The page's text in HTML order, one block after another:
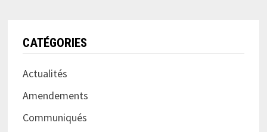
CATÉGORIES
Actualités
Amendements
Communiqués